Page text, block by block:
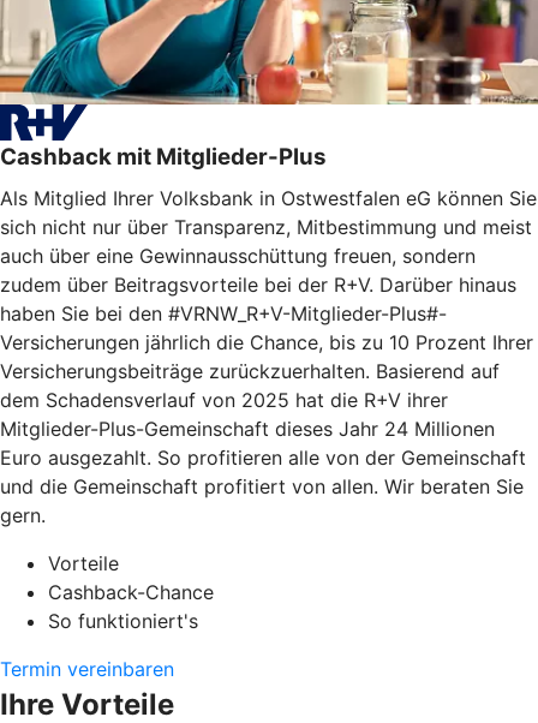
Cashback mit Mitglieder-Plus
Als Mitglied Ihrer Volksbank in Ostwestfalen eG können Sie
sich nicht nur über Transparenz, Mitbestimmung und meist
auch über eine Gewinnausschüttung freuen, sondern
zudem über Beitragsvorteile bei der R+V. Darüber hinaus
haben Sie bei den #VRNW_R+V-Mitglieder-Plus#-
Versicherungen jährlich die Chance, bis zu 10 Prozent Ihrer
Versicherungsbeiträge zurückzuerhalten. Basierend auf
dem Schadensverlauf von 2025 hat die R+V ihrer
Mitglieder-Plus-Gemeinschaft dieses Jahr 24 Millionen
Euro ausgezahlt. So profitieren alle von der Gemeinschaft
und die Gemeinschaft profitiert von allen. Wir beraten Sie
gern.
Vorteile
Cashback-Chance
So funktioniert's
Termin vereinbaren
Ihre Vorteile